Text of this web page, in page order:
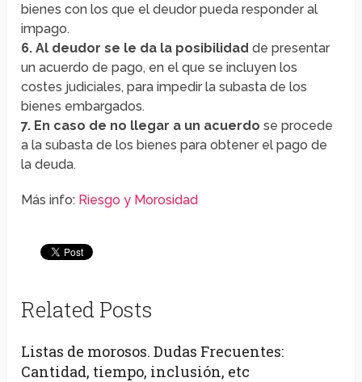
bienes con los que el deudor pueda responder al
impago.
6. Al deudor se le da la posibilidad de presentar
un acuerdo de pago, en el que se incluyen los
costes judiciales, para impedir la subasta de los
bienes embargados.
7. En caso de no llegar a un acuerdo se procede
a la subasta de los bienes para obtener el pago de
la deuda.
Más info: Riesgo y Morosidad
Related Posts
Listas de morosos. Dudas Frecuentes:
Cantidad, tiempo, inclusión, etc